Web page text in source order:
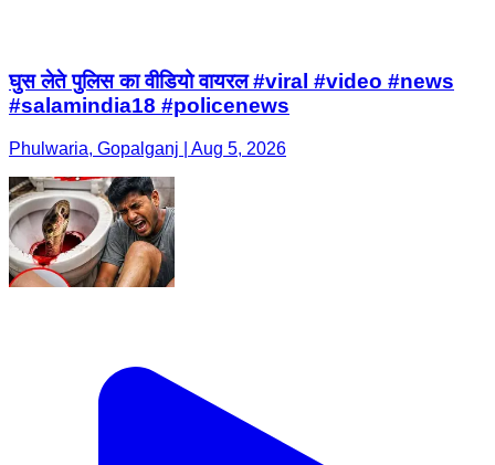
घुस लेते पुलिस का वीडियो वायरल #viral #video #news
#salamindia18 #policenews
Phulwaria, Gopalganj | Aug 5, 2026